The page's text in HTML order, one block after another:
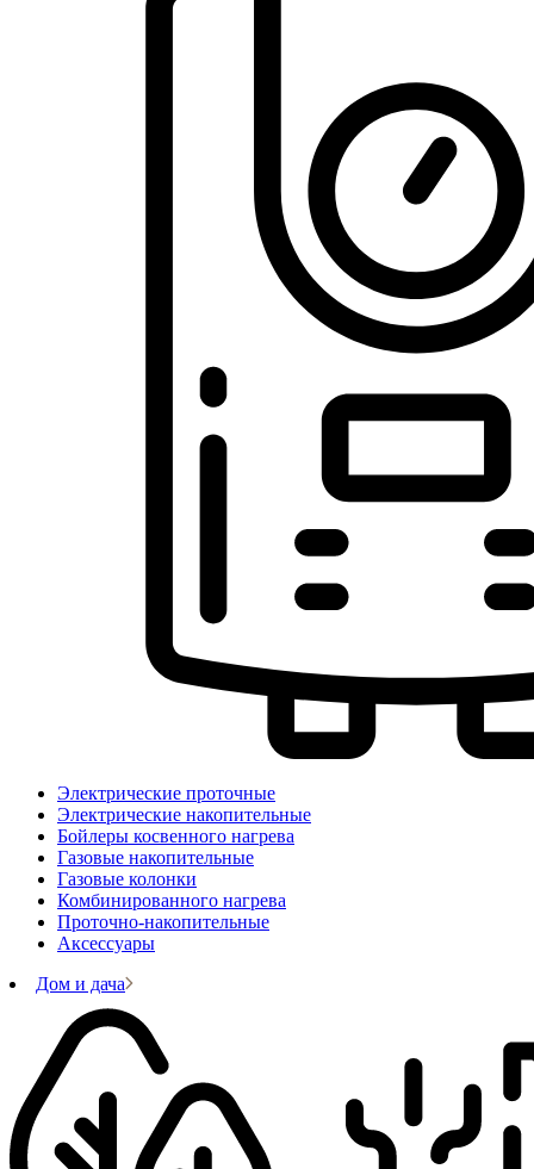
Электрические проточные
Электрические накопительные
Бойлеры косвенного нагрева
Газовые накопительные
Газовые колонки
Комбинированного нагрева
Проточно-накопительные
Аксессуары
Дом и дача